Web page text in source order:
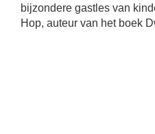
bijzondere gastles van
Hop, auteur van het boek